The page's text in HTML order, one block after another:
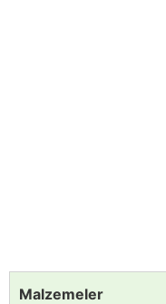
Malzemeler